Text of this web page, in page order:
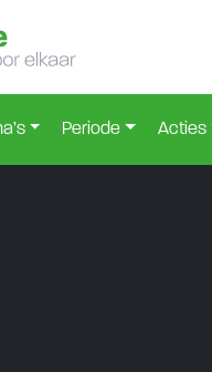
Periode Acties